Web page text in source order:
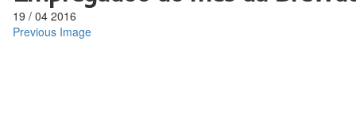
19 / 04 2016
Previous Image